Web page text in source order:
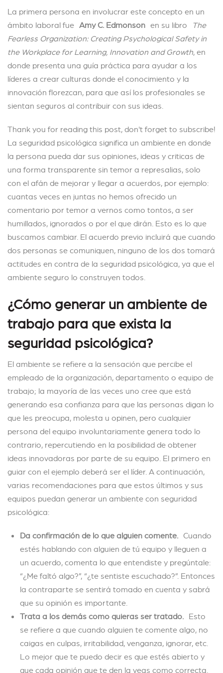
La primera persona en involucrar este concepto en un
ámbito laboral fue Amy C. Edmonson en su libro The
Fearless Organization: Creating Psychological Safety in
the Workplace for Learning, Innovation and Growth, en
donde presenta una guía práctica para ayudar a los
líderes a crear culturas donde el conocimiento y la
innovación florezcan, para que así los profesionales se
sientan seguros al contribuir con sus ideas.
Thank you for reading this post, don't forget to subscribe!
La seguridad psicológica significa un ambiente en donde
la persona pueda dar sus opiniones, ideas y criticas de
una forma transparente sin temor a represalias, solo
con el afán de mejorar y llegar a acuerdos, por ejemplo:
cuantas veces en juntas no hemos ofrecido un
comentario por temor a vernos como tontos, a ser
humillados, ignorados o por el que dirán. Esto es lo que
buscamos cambiar. El acuerdo previo incluirá que cuando
dos personas se comuniquen, ninguno de los dos tomará
actitudes en contra de la seguridad psicológica, ya que el
ambiente seguro lo construyen todos.
¿Cómo generar un ambiente de
trabajo para que exista la
seguridad psicológica?
El ambiente se refiere a la sensación que percibe el
empleado de la organización, departamento o equipo de
trabajo; la mayoría de las veces uno cree que está
generando esa confianza para que las personas digan lo
que les preocupa, molesta u opinen, pero cualquier
persona del equipo involuntariamente genera todo lo
contrario, repercutiendo en la posibilidad de obtener
ideas innovadoras por parte de su equipo. El primero en
guiar con el ejemplo deberá ser el líder. A continuación,
varias recomendaciones para que estos últimos y sus
equipos puedan generar un ambiente con seguridad
psicológica:
Da confirmación de lo que alguien comente. Cuando
estés hablando con alguien de tú equipo y lleguen a
un acuerdo, comenta lo que entendiste y pregúntale:
“¿Me faltó algo?”, “¿te sentiste escuchado?”. Entonces
la contraparte se sentirá tomado en cuenta y sabrá
que su opinión es importante.
Trata a los demás como quieras ser tratado. Esto
se refiere a que cuando alguien te comente algo, no
caigas en culpas, irritabilidad, venganza, ignorar, etc.
Lo mejor que te puedo decir es que estés abierto y
que cada opinión que te den la veas como correcta.